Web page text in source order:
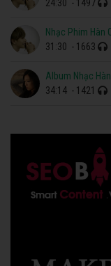
24:30 - 1497
Nhạc Phim Hàn
31:30 - 1663
Album Nhạc
34:14 - 1421